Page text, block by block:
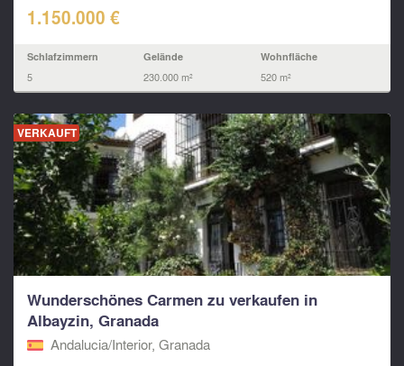
1.150.000 €
Schlafzimmern
5
Gelände
230.000 m²
Wohnfläche
520 m²
VERKAUFT
Wunderschönes Carmen zu verkaufen in
Albayzin, Granada
Andalucia/Interior, Granada